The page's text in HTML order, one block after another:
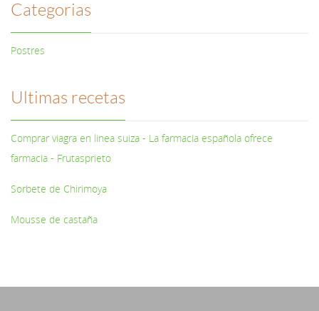
Categorias
Postres
Ultimas recetas
Comprar viagra en linea suiza - La farmacia española ofrece
farmacia - Frutasprieto
Sorbete de Chirimoya
Mousse de castaña